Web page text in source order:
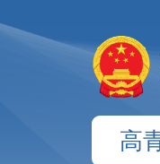
高